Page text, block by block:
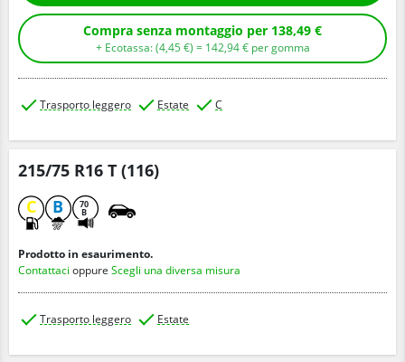
Compra senza montaggio per 138,49 €
+ Ecotassa: (4,45€ ) = 142,94€ per gomma
Trasporto leggero Estate C
215/75 R16 T (116)
C
B 70
B
Prodotto in esaurimento.
Contattaci oppure Scegli una diversa misura
Trasporto leggero Estate